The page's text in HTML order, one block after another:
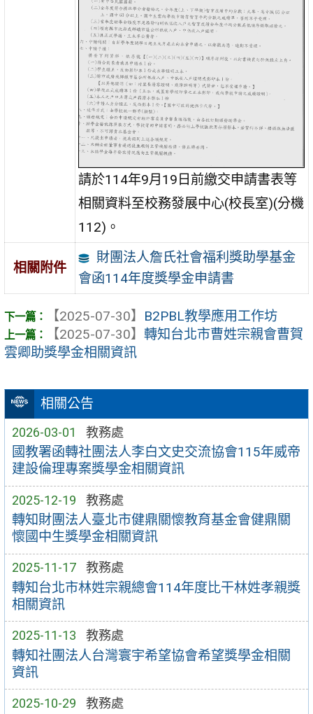
相關公告
2026-03-01 教務處
國教署函轉社團法人李白文史交流協會115年威帝
建設倫理專案獎學金相關資訊
2025-12-19 教務處
轉知財團法人臺北市健鼎關懷教育基金會健鼎關
懷國中生獎學金相關資訊
2025-11-17 教務處
轉知台北市林姓宗親總會114年度比干林姓孝親獎
相關資訊
2025-11-13 教務處
轉知社團法人台灣寰宇希望協會希望獎學金相關
資訊
2025-10-29 教務處
請於114年9月19日前繳交申請書表等
相關資料至校務發展中心(校長室)(分機
112)。
相關附件
財團法人詹氏社會福利獎助學基金
會函114年度獎學金申請書
【2025-07-30】 B2PBL教學應用工作坊
【2025-07-30】 轉知台北市曹姓宗親會曹賀
雲卿助獎學金相關資訊